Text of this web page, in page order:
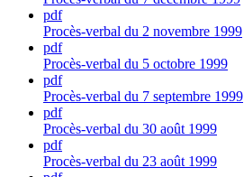
pdf
Procès-verbal du 2 novembre 1999
pdf
Procès-verbal du 5 octobre 1999
pdf
Procès-verbal du 7 septembre 1999
pdf
Procès-verbal du 30 août 1999
pdf
Procès-verbal du 23 août 1999